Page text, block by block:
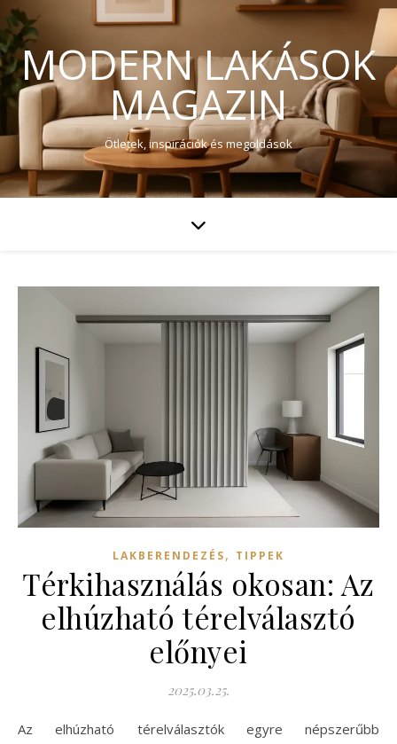
MODERN LAKÁSOK
MAGAZIN
Ötletek, inspirációk és megoldások
LAKBERENDEZÉS, TIPPEK
Térkihasználás okosan: Az
elhúzható térelválasztó
előnyei
2025.03.25.
Az elhúzható térelválasztók egyre népszerűbb